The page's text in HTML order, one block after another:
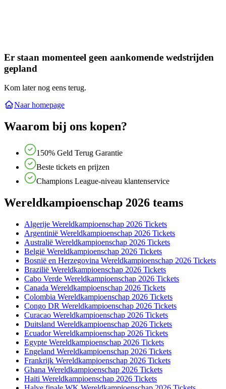
Er staan momenteel geen aankomende wedstrijden
gepland
Kom later nog eens terug.
Naar homepage
Waarom bij ons kopen?
150% Geld Terug Garantie
Beste tickets en prijzen
Champions League-niveau klantenservice
Wereldkampioenschap 2026 teams
Algerije Wereldkampioenschap 2026 Tickets
Argentinië Wereldkampioenschap 2026 Tickets
Australië Wereldkampioenschap 2026 Tickets
België Wereldkampioenschap 2026 Tickets
Bosnië en Herzegovina Wereldkampioenschap 2026 Tickets
Brazilië Wereldkampioenschap 2026 Tickets
Cabo Verde Wereldkampioenschap 2026 Tickets
Canada Wereldkampioenschap 2026 Tickets
Colombia Wereldkampioenschap 2026 Tickets
Congo DR Wereldkampioenschap 2026 Tickets
Curacao Wereldkampioenschap 2026 Tickets
Duitsland Wereldkampioenschap 2026 Tickets
Ecuador Wereldkampioenschap 2026 Tickets
Egypte Wereldkampioenschap 2026 Tickets
Engeland Wereldkampioenschap 2026 Tickets
Frankrijk Wereldkampioenschap 2026 Tickets
Ghana Wereldkampioenschap 2026 Tickets
Haiti Wereldkampioenschap 2026 Tickets